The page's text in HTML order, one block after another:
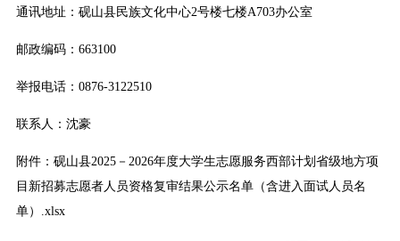
通讯地址：砚山县民族文化中心2号楼七楼A703办公室
邮政编码：663100
举报电话：0876-3122510
联系人：沈豪
附件： 砚山县2025－2026年度大学生志愿服务西部计划省级地方项
目新招募志愿者人员资格复审结果公示名单（含进入面试人员名
单）.xlsx